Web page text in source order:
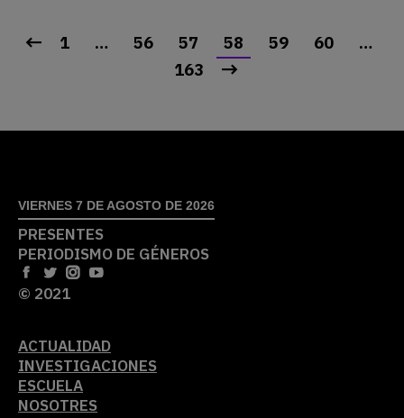
1 … 56 57 58 59 60
…
163
VIERNES 7 DE AGOSTO DE 2026
PRESENTES
PERIODISMO DE GÉNEROS
© 2021
ACTUALIDAD
INVESTIGACIONES
ESCUELA
NOSOTRES